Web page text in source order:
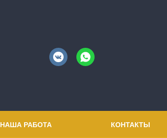
НАША РАБОТА КОНТАКТЫ